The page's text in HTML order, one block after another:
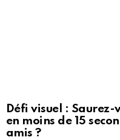
Défi visuel :
en moins de 15
amis ?